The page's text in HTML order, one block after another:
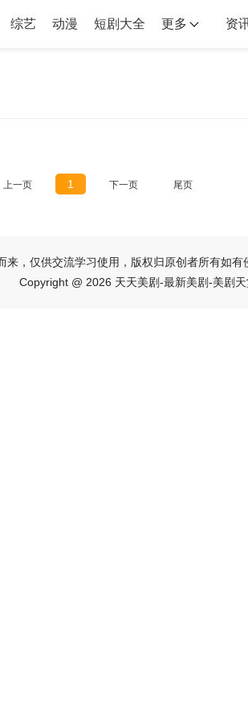
综艺 动漫 短剧大全 更多 资
上一页 1 下一页 尾页
来，仅供交流学习使用，版权归原创者所有如
Copyright @ 2026 天天美剧-最新美剧-美剧